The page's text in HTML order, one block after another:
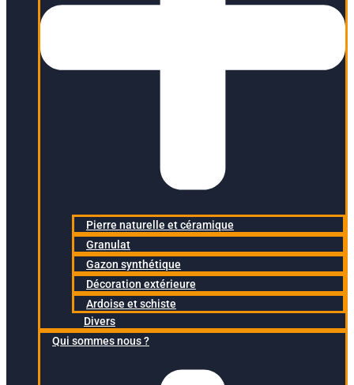
Pierre naturelle et céramique
Granulat
Gazon synthétique
Décoration extérieure
Ardoise et schiste
Divers
Qui sommes nous ?